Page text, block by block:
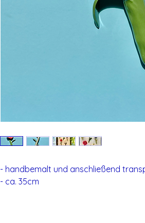
- handbemalt und anschließend
- ca. 35cm